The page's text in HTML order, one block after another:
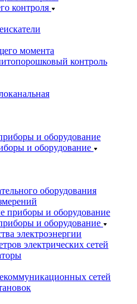
контроля
момента
контроль
и оборудование
оборудования
и оборудование
электроэнергии
электрических сетей
сетей